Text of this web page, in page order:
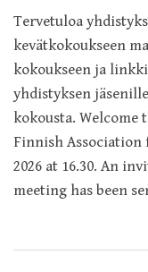
Tervetuloa
kevätkokoukseen
kokoukseen ja
yhdistyksen
kokousta. Welcome
Finnish Association
2026 at 16.30. An
meeting has been